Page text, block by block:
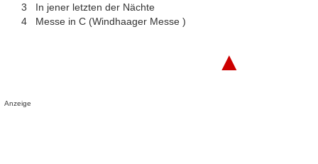
3
In jener letzten der Nächte
4
Messe in C (Windhaager Messe )
▲
Anzeige